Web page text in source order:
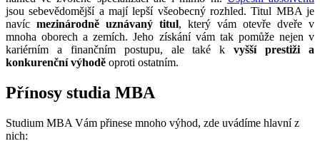
jsou sebevědomější a mají lepší všeobecný rozhled. Titul MBA je
navíc mezinárodně uznávaný titul, který vám otevře dveře v
mnoha oborech a zemích. Jeho získání vám tak pomůže nejen v
kariérním a finančním postupu, ale také kvyšší prestiži a
konkurenční výhodě oproti ostatním.
Přínosy studia MBA
Studium MBA Vám přinese mnoho výhod, zde uvádíme hlavní z
nich: